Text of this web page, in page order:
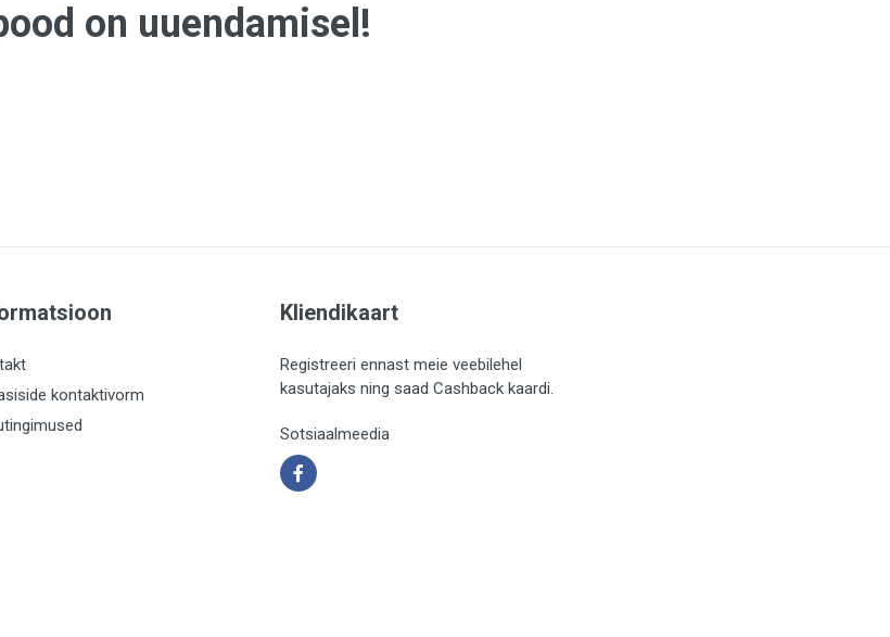
on uuendamisel!
kontaktivorm
Kliendikaart
Registreeri ennast meie veebilehel
kasutajaks ning saad Cashback kaardi.
Sotsiaalmeedia